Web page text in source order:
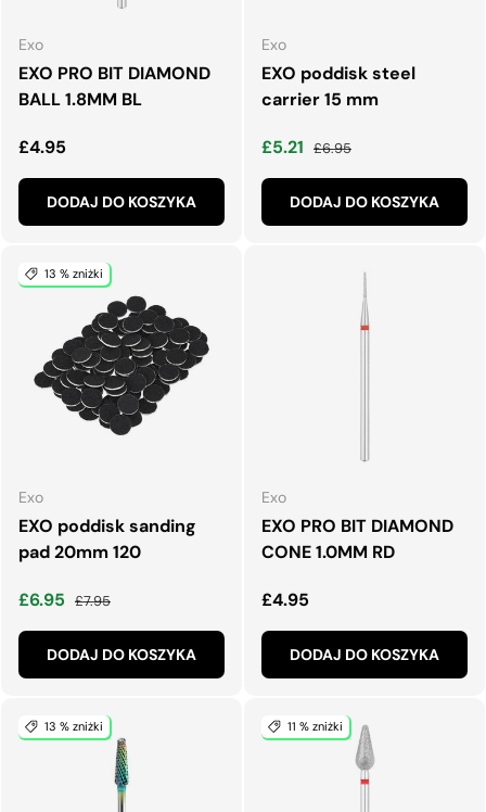
Exo
EXO PRO BIT DIAMOND
BALL 1.8MM BL
Normalna cena
£4.95
DODAJ DO KOSZYKA
Exo
EXO poddisk steel
carrier 15 mm
Cena wyprzedaży
£5.21 Normalna cena
£6.95
DODAJ DO KOSZYKA
13 % zniżki
Exo
EXO poddisk sanding
pad 20mm 120
Cena wyprzedaży
£6.95 Normalna cena
£7.95
DODAJ DO KOSZYKA
Exo
EXO PRO BIT DIAMOND
CONE 1.0MM RD
Normalna cena
£4.95
DODAJ DO KOSZYKA
13 % zniżki 11 % zniżki